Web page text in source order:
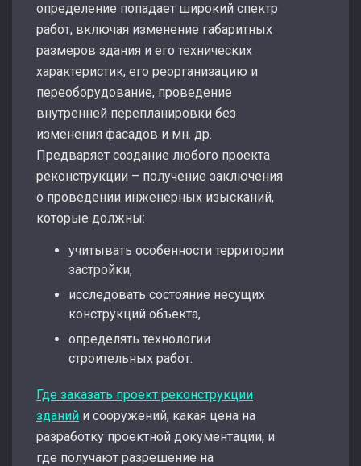
определение попадает широкий спектр
работ, включая изменение габаритных
размеров здания и его технических
характеристик, его реорганизацию и
переоборудование, проведение
внутренней перепланировки без
изменения фасадов и мн. др.
Предваряет создание любого проекта
реконструкции – получение заключения
о проведении инженерных изысканий,
которые должны:
учитывать особенности территории
застройки,
исследовать состояние несущих
конструкций объекта,
определять технологии
строительных работ.
Где заказать проект реконструкции
зданий и сооружений, какая цена на
разработку проектной документации, и
где получают разрешение на